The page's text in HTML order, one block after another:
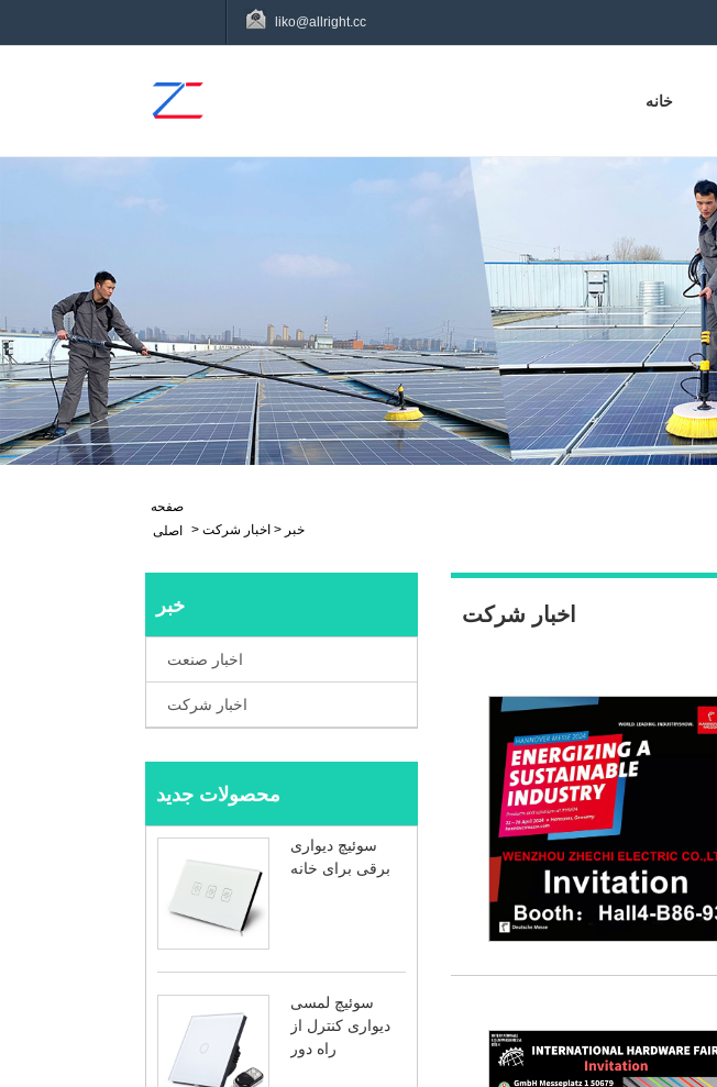
liko@allright.cc
خانه
صفحه
اصلی
> خبر > اخبار شرکت
خبر
اخبار صنعت
اخبار شرکت
محصولات جدید
سوئیچ دیواری
برقی برای خانه
سوئیچ لمسی
دیواری کنترل از
راه دور
اخبار شرکت